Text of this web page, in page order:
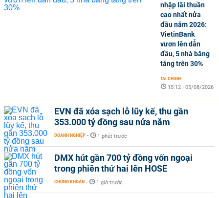
nhập lãi thuần
cao nhất nửa
đầu năm 2026:
VietinBank
vươn lên dẫn
đầu, 5 nhà băng
tăng trên 30%
TÀI CHÍNH -
15:12 | 05/08/2026
EVN đã xóa sạch lỗ lũy kế, thu gần
353.000 tỷ đồng sau nửa năm
DOANH NGHIỆP - 1 phút trước
DMX hút gần 700 tỷ đồng vốn ngoại
trong phiên thứ hai lên HOSE
CHỨNG KHOÁN - 1 giờ trước